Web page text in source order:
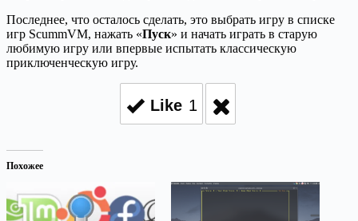
Последнее, что осталось сделать, это выбрать игру в списке
игр ScummVM, нажать «Пуск» и начать играть в старую
любимую игру или впервые испытать классическую
приключенческую игру.
Like 1
Похожее